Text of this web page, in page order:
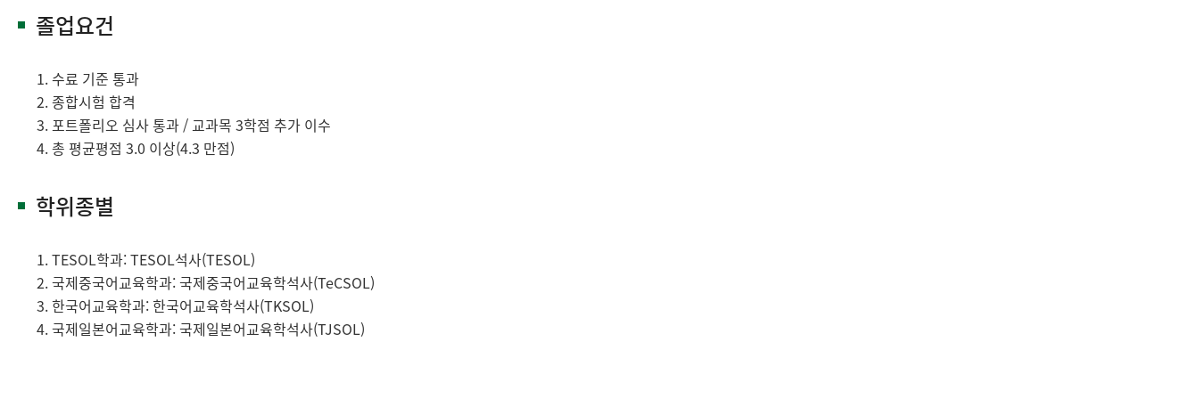
졸업요건
수료 기준 통과
종합시험 합격
포트폴리오 심사 통과 / 교과목 3학점 추가 이수
총 평균평점 3.0 이상(4.3 만점)
학위종별
TESOL학과: TESOL석사(TESOL)
국제중국어교육학과: 국제중국어교육학석사(TeCSOL)
한국어교육학과: 한국어교육학석사(TKSOL)
국제일본어교육학과: 국제일본어교육학석사(TJSOL)